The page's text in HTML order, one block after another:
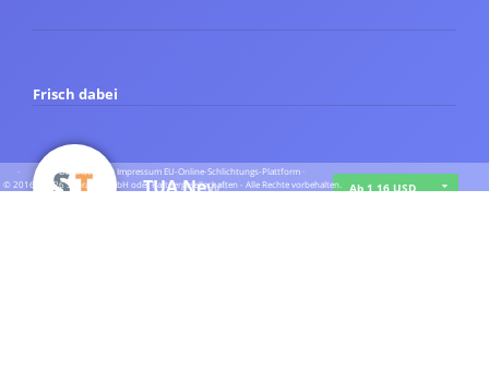
Frisch dabei
TUA News Ab 1,16 USD
· · ·Datenschutz · Impressum EU-Online-Schlichtungs-Plattform ·
© 2016 - 2026 SupraTix GmbH oder Partnergesellschaften - Alle Rechte vorbehalten.